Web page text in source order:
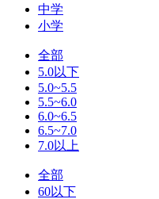
中学
小学
全部
5.0以下
5.0~5.5
5.5~6.0
6.0~6.5
6.5~7.0
7.0以上
全部
60以下